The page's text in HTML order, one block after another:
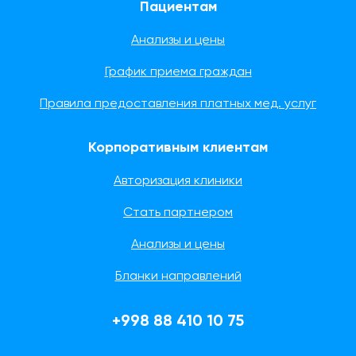
Пациентам
Анализы и цены
График приема граждан
Правила предоставления платных мед. услуг
Корпоративным клиентам
Авторизация клиники
Стать партнером
Анализы и цены
Бланки направлений
+998 88 410 10 75